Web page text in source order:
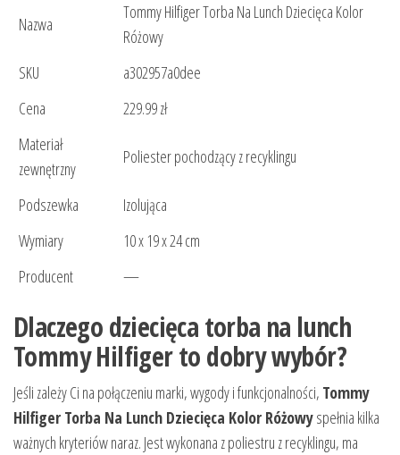
Nazwa
Tommy Hilfiger Torba Na Lunch Dziecięca Kolor
Różowy
SKU
a302957a0dee
Cena
229.99 zł
Materiał
zewnętrzny
Poliester pochodzący z recyklingu
Podszewka
Izolująca
Wymiary
10 x 19 x 24 cm
Producent
—
Dlaczego dziecięca torba na lunch
Tommy Hilfiger to dobry wybór?
Jeśli zależy Ci na połączeniu marki, wygody i funkcjonalności, Tommy
Hilfiger Torba Na Lunch Dziecięca Kolor Różowyspełnia kilka
ważnych kryteriów naraz. Jest wykonana z poliestru z recyklingu, ma